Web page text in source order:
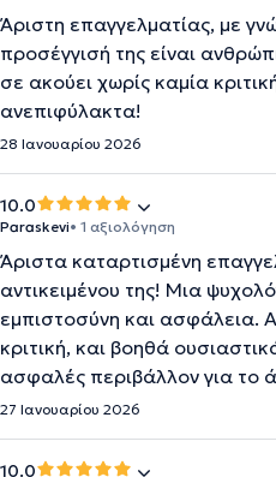
Άριστη επαγγελματίας, με
προσέγγισή της είναι
σε ακούει χωρίς καμία
ανεπιφύλακτα!
28 Ιανουαρίου 2026
10.0
Paraskevi• 1 αξιολόγηση
Άριστα καταρτισμένη
αντικειμένου της! Μια
εμπιστοσύνη και ασφάλεια.
κριτική, και βοηθά
ασφαλές περιβάλλον για το
27 Ιανουαρίου 2026
10.0